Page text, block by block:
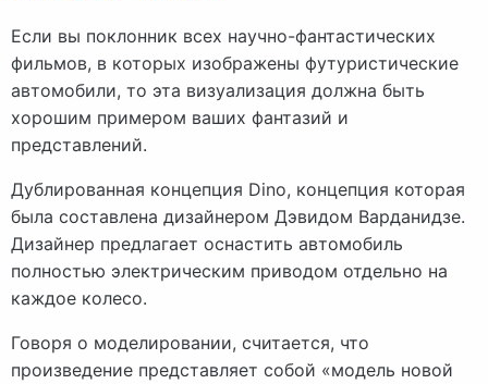
Если вы поклонник всех научно-фантастических
фильмов, в которых изображены футуристические
автомобили, то эта визуализация должна быть
хорошим примером ваших фантазий и
представлений.
Дублированная концепция Dino, концепция которая
была составлена дизайнером Дэвидом Варданидзе.
Дизайнер предлагает оснастить автомобиль
полностью электрическим приводом отдельно на
каждое колесо.
Говоря о моделировании, считается, что
произведение представляет собой «модель новой